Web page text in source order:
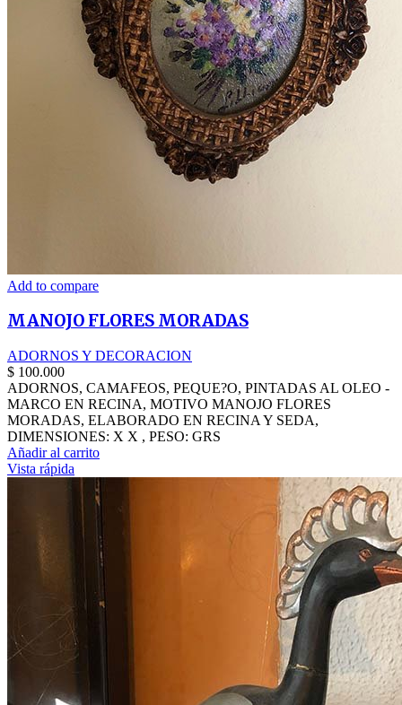
Add to compare
MANOJO FLORES MORADAS
ADORNOS Y DECORACION
$ 100.000
ADORNOS, CAMAFEOS, PEQUE?O, PINTADAS AL OLEO -
MARCO EN RECINA, MOTIVO MANOJO FLORES
MORADAS, ELABORADO EN RECINA Y SEDA,
DIMENSIONES: X X , PESO: GRS
Añadir al carrito
Vista rápida